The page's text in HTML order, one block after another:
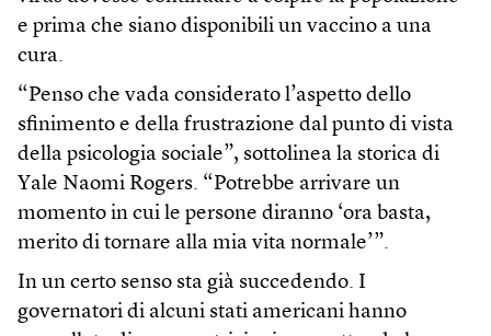
e prima che siano disponibili un vaccino a una
cura.
“Penso che vada considerato l’aspetto dello
sfinimento e della frustrazione dal punto di vista
della psicologia sociale”, sottolinea la storica di
Yale Naomi Rogers. “Potrebbe arrivare un
momento in cui le persone diranno ‘ora basta,
merito di tornare alla mia vita normale’”.
In un certo senso sta già succedendo. I
governatori di alcuni stati americani hanno